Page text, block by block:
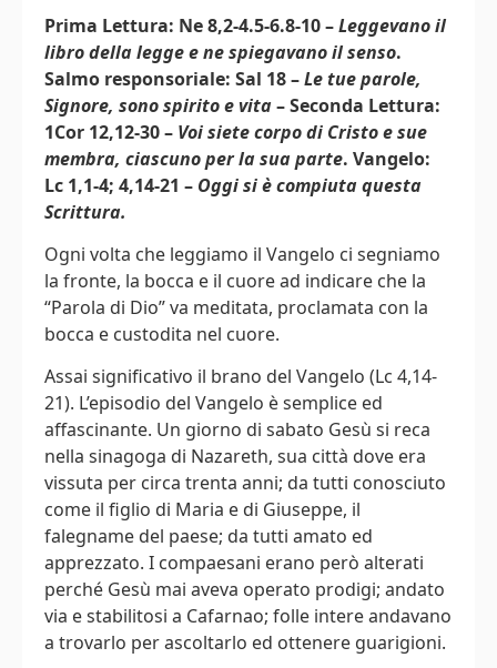
Prima Lettura: Ne 8,2-4.5-6.8-10 –Leggevano il
libro della legge e ne spiegavano il senso.
Salmo responsoriale: Sal 18 –Le tue parole,
Signore, sono spirito e vita– Seconda Lettura:
1Cor 12,12-30 – Voi siete corpo di Cristo e sue
membra, ciascuno per la sua parte. Vangelo:
Lc 1,1-4; 4,14-21 – Oggi si è compiuta questa
Scrittura.
Ogni volta che leggiamo il Vangelo ci segniamo
la fronte, la bocca e il cuore ad indicare che la
“Parola di Dio” va meditata, proclamata con la
bocca e custodita nel cuore.
Assai significativo il brano del Vangelo (Lc 4,14-
21). L’episodio del Vangelo è semplice ed
affascinante. Un giorno di sabato Gesù si reca
nella sinagoga di Nazareth, sua città dove era
vissuta per circa trenta anni; da tutti conosciuto
come il figlio di Maria e di Giuseppe, il
falegname del paese; da tutti amato ed
apprezzato. I compaesani erano però alterati
perché Gesù mai aveva operato prodigi; andato
via e stabilitosi a Cafarnao; folle intere andavano
a trovarlo per ascoltarlo ed ottenere guarigioni.